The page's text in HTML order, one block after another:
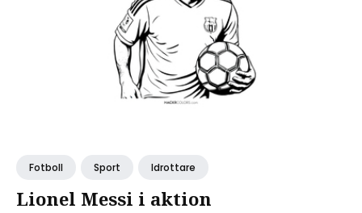
Fotboll Sport Idrottare
Lionel Messi i aktion